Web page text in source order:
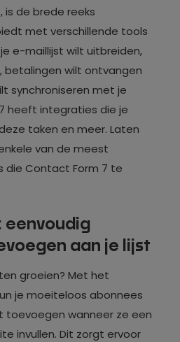
de brede reeks
met verschillende tools
e-maillijst wilt uitbreiden,
betalingen wilt ontvangen
synchroniseren met je
heeft integraties die je
taken en meer. Laten
van de meest
die Contact Form 7 te
eenvoudig
aan je lijst
groeien? Met het
je moeiteloos abonnees
toevoegen wanneer ze een
invullen. Dit zorgt ervoor